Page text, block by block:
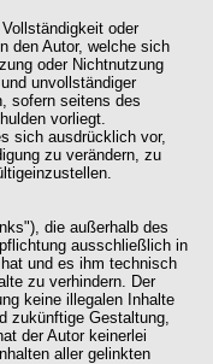
oder
den Autor, welche sich
oder Nichtnutzung
unvollständiger
sofern seitens des
vorliegt.
sich ausdrücklich vor,
zu verändern, zu
die außerhalb des
ausschließlich in
und es ihm technisch
zu verhindern. Der
keine illegalen Inhalte
zukünftige Gestaltung,
der Autor keinerlei
aller gelinkten